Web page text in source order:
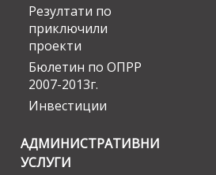
Резултати по
приключили
проекти
Бюлетин по ОПРР
2007-2013г.
Инвестиции
АДМИНИСТРАТИВНИ
УСЛУГИ